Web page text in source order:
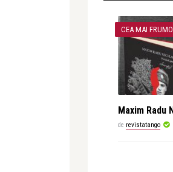
CEA MAI
Maxim Radu
de revistatango